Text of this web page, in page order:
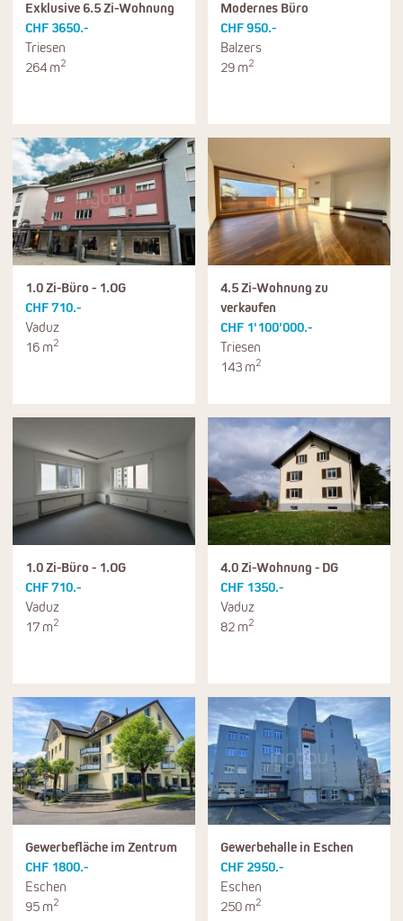
Exklusive 6.5 Zi-Wohnung
CHF 3650.-
Triesen
264 m2
Modernes Büro
CHF 950.-
Balzers
29 m2
1.0 Zi-Büro - 1.OG
CHF 710.-
Vaduz
16 m2
4.5 Zi-Wohnung zu
verkaufen
CHF 1'100'000.-
Triesen
143 m2
1.0 Zi-Büro - 1.OG
CHF 710.-
Vaduz
17 m2
4.0 Zi-Wohnung - DG
CHF 1350.-
Vaduz
82 m2
Gewerbefläche im Zentrum
CHF 1800.-
Eschen
95 m2
Gewerbehalle in Eschen
CHF 2950.-
Eschen
250 m2